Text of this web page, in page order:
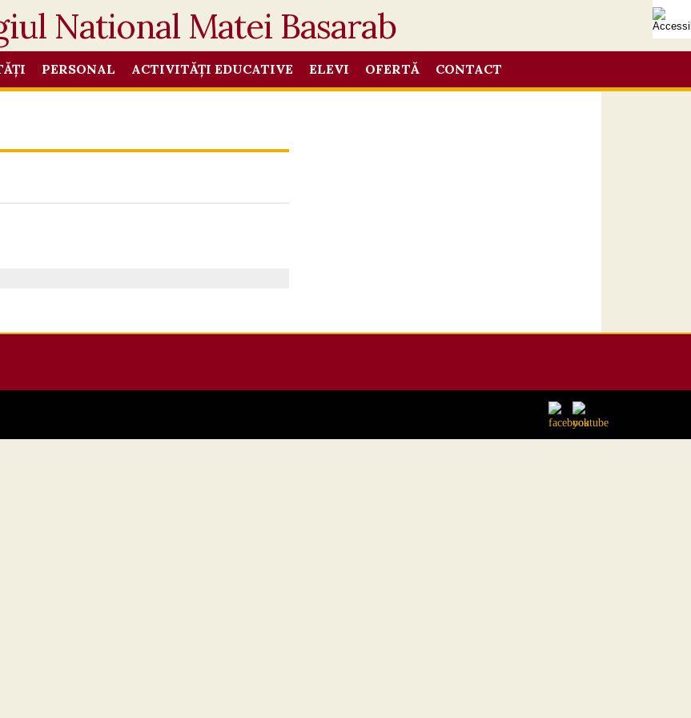
PERSONAL ACTIVITĂȚI EDUCATIVE ELEVI OFERTĂ CONTACT